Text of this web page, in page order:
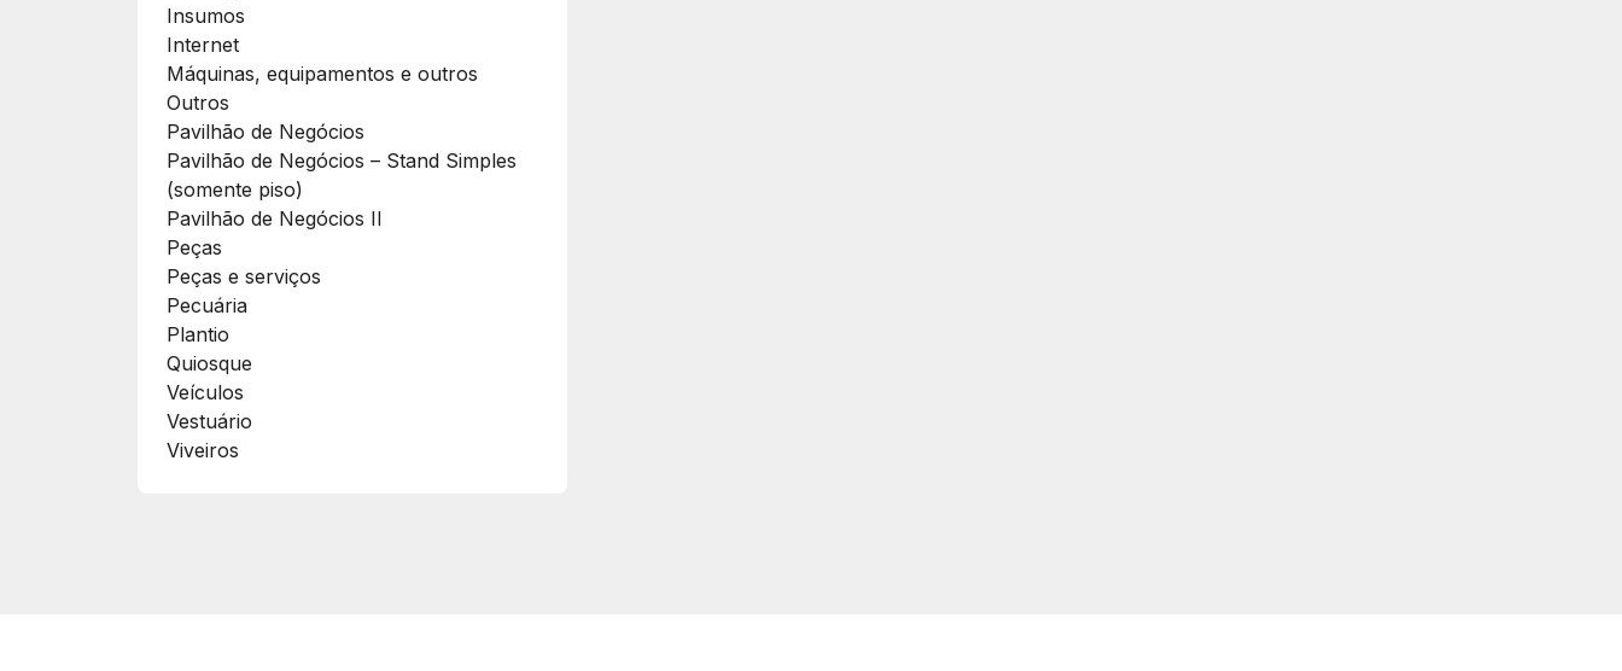
Insumos
Internet
Máquinas, equipamentos e outros
Outros
Pavilhão de Negócios
Pavilhão de Negócios – Stand Simples
(somente piso)
Pavilhão de Negócios II
Peças
Peças e serviços
Pecuária
Plantio
Quiosque
Veículos
Vestuário
Viveiros